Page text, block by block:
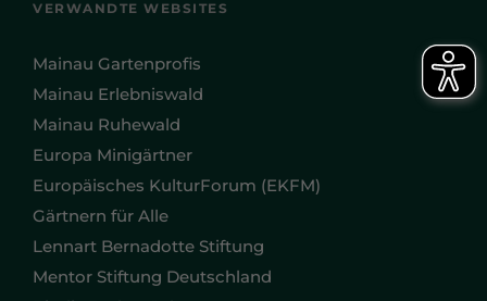
VERWANDTE WEBSITES
Mainau Gartenprofis
Mainau Erlebniswald
Mainau Ruhewald
Europa Minigärtner
Europäisches KulturForum (EKFM)
Gärtnern für Alle
Lennart Bernadotte Stiftung
Mentor Stiftung Deutschland